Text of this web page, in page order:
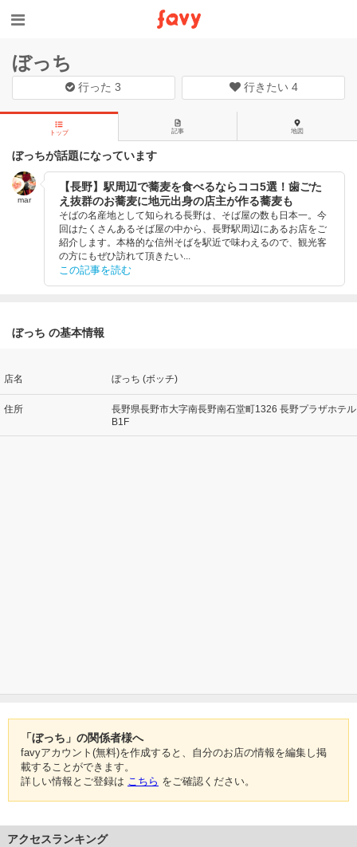
ぼっち
行った3 行きたい 4
トップ 記事 地図
ぼっちが話題になっています
mar
【長野】駅周辺で蕎麦を食べるならココ5選！歯ごた
え抜群のお蕎麦に地元出身の店主が作る蕎麦も
そばの名産地として知られる長野は、そば屋の数も日本一。今
回はたくさんあるそば屋の中から、長野駅周辺にあるお店をご
紹介します。本格的な信州そばを駅近で味わえるので、観光客
の方にもぜひ訪れて頂きたい...
この記事を読む
ぼっち の基本情報
店名 ぼっち (ボッチ)
住所
長野県長野市大字南長野南石堂町1326 長野プラザホテル
B1F
「ぼっち」の関係者様へ
favyアカウント(無料)を作成すると、自分のお店の情報を編集し掲
載することができます。
詳しい情報とご登録は こちら をご確認ください。
アクセスランキング